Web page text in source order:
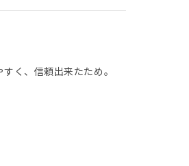
く、信頼出来たため。